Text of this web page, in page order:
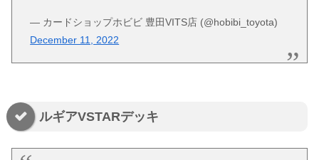
— カードショップホビビ 豊田VITS店 (@hobibi_toyota)
December 11, 2022
ルギアVSTARデッキ